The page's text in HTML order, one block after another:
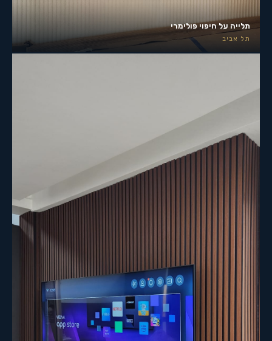
תלייה על חיפוי פולימרי
תל אביב